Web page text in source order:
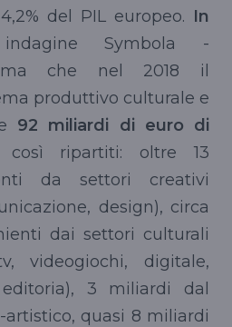
del PIL europeo. In
Symbola -
che nel 2018 il
produttivo culturale e
92 miliardi di euro di
così ripartiti: oltre 13
da settori creativi
design), circa
dai settori culturali
videogiochi, digitale,
3 miliardi dal
quasi 8 miliardi